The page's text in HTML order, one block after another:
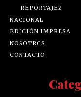
REPORTAJEZ
NACIONAL
EDICIÓN IMPRESA
NOSOTROS
CONTACTO